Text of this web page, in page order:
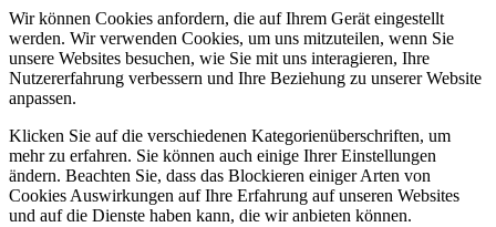
Wir können Cookies anfordern, die auf Ihrem Gerät eingestellt
werden. Wir verwenden Cookies, um uns mitzuteilen, wenn Sie
unsere Websites besuchen, wie Sie mit uns interagieren, Ihre
Nutzererfahrung verbessern und Ihre Beziehung zu unserer Website
anpassen.
Klicken Sie auf die verschiedenen Kategorienüberschriften, um
mehr zu erfahren. Sie können auch einige Ihrer Einstellungen
ändern. Beachten Sie, dass das Blockieren einiger Arten von
Cookies Auswirkungen auf Ihre Erfahrung auf unseren Websites
und auf die Dienste haben kann, die wir anbieten können.